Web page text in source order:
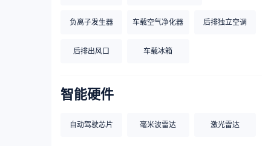
负离子发生器 车载空气净化器 后排独立空调
后排出风口 车载冰箱
智能硬件
自动驾驶芯片 毫米波雷达 激光雷达